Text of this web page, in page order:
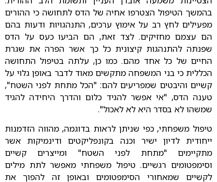
בהמשך הטיפול הצטרפו אחיה של הדס לתחושה כי ההורים
מפעילים לחץ רב על אימוץ ערכים, התנהגויות ודעות בהם
הם עצמם מחזיקים. לצד זאת, הם הביעו כעס על הדס
שפנתה להתנהגות קיצונית כל כך אשר הפרה את שגרת
החיים של כל אחד מהם. כמו כן, עלתה בטיפול התחושה
הכללית כי בני המשפחה מתקשים מאוד לדבר באופן גלוי על
קשיים והיבטים שמפריעים להם: "הכל מתחת לפני השטח",
טענה הדס, "אי אפשר להגיד כלום והדרך היחידה להגיד
שמשהו לא בסדר היא לא לאכול".
טיפול משפחתי, כפי שניתן לראות בדוגמה, מהווה הזדמנות
ייחודית לדיון ישיר וכנה בקונפליקטים ודינמיקות אשר
מתקיימים "מתחת לפני השטח" ומייצרים קשיים
וסימפטומים רגשיים. טיפול משפחתי מאפשר לתת מילים
לקשיים שמאחורי הסימפטומים ובאופן זה להפוך את